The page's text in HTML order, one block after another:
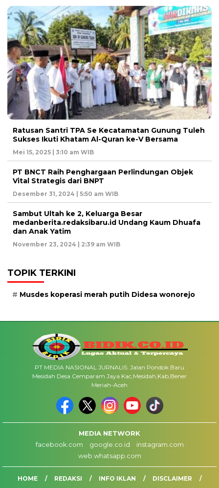
Ratusan Santri TPA Se Kecatamatan Gunung Tuleh
Sukses Ikuti Khatam Al-Quran ke-V Bersama
Mei 15, 2025 | 3:10 am WIB
PT BNCT Raih Penghargaan Perlindungan Objek
Vital Strategis dari BNPT
Desember 31, 2024 | 5:50 am WIB
Sambut Ultah ke 2, Keluarga Besar
medanberita.redaksibaru.id Undang Kaum Dhuafa
dan Anak Yatim
November 23, 2024 | 2:39 am WIB
TOPIK TERKINI
Musdes koperasi merah putih Didesa wonorejo
PT MEDIA NASIONAL JURNALIS: Jalan Pondok Baru
Mesidah Desa Cemparam Jaya Kac,Mesidah,Kab,Bener
Meriah-Aceh
MEDIA NETWORK
facebook.com
google.co.id
instagram.com
web.whatsapp.com
HOME REDAKSI INFO IKLAN
DISCLAIMER